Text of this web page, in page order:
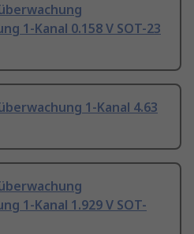
1-Kanal 0.158 V SOT-23
1-Kanal 4.63
1-Kanal 1.929 V SOT-